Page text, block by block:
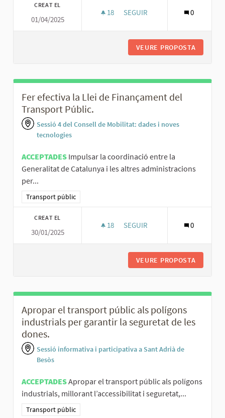
CREAT EL
01/04/2025
18 18 SEGUIDORES
SEGUIR 0
VEURE PROPOSTA
Fer efectiva la Llei de Finançament del
Transport Públic.
Sessió 4 del Consell de Mobilitat: dades i noves
tecnologies
ACCEPTADES Impulsar la coordinació entre la
Generalitat de Catalunya i les altres administracions
per...
Resultats al filtrar per la categoria: Transport públic
Transport públic
CREAT EL
30/01/2025
18 18 SEGUIDORES
SEGUIR 0
VEURE PROPOSTA
Apropar el transport públic als polígons
industrials per garantir la seguretat de les
dones.
Sessió informativa i participativa a Sant Adrià de
Besòs
ACCEPTADESApropar el transport públic als polígons
industrials, millorant l’accessibilitat i seguretat,...
Resultats al filtrar per la categoria: Transport públic
Transport públic